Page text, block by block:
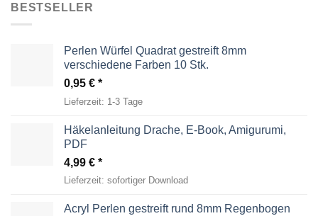
BESTSELLER
Perlen Würfel Quadrat gestreift 8mm
verschiedene Farben 10 Stk.
0,95 €
Lieferzeit: 1-3 Tage
Häkelanleitung Drache, E-Book, Amigurumi,
PDF
4,99 €
Lieferzeit: sofortiger Download
Acryl Perlen gestreift rund 8mm Regenbogen